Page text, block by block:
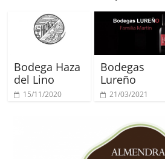
Bodega Haza
del Lino
15/11/2020
Bodegas
Lureño
21/03/2021